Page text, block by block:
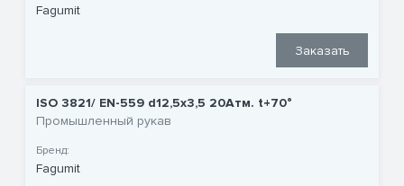
Fagumit
Заказать
ISO 3821/ EN-559 d12,5x3,5 20Атм. t+70°
Промышленный рукав
Бренд:
Fagumit